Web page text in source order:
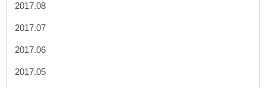
2017.08
2017.07
2017.06
2017.05